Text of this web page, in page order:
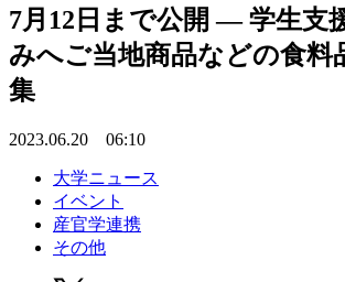
7月12日まで公開 — 学生支
みへご当地商品などの食料
集
2023.06.20 06:10
大学ニュース
イベント
産官学連携
その他